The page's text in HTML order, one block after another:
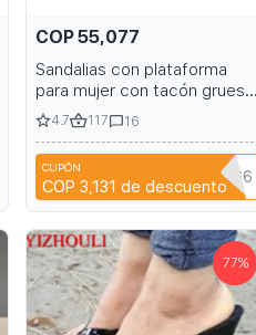
COP 55,077
Sandalias con plataforma
para mujer con tacón grueso
y puntera cerrada
4.7 117 16
CUPÓN
COP 3,131 de descuento
NIANCI66
77%